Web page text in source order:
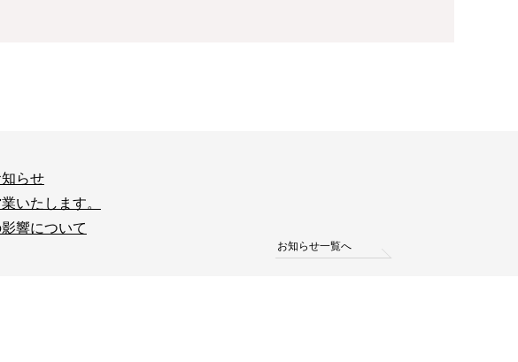
らせ
いたします。
響について
お知らせ一覧へ